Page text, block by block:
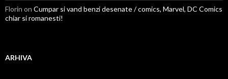
Florin on Cumpar si vand benzi desenate / comics, Marvel, DC Comics
chiar si romanesti!
ARHIVA